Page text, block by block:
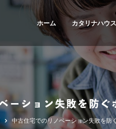
ホーム カタリナハウ
ーション失敗を防ぐ
中古住宅でのリノベーション失敗を防